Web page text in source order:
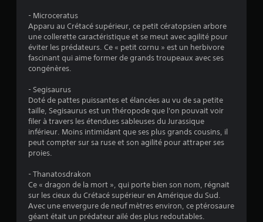
o
n
s
- Microceratus
Apparu au Crétacé supérieur, ce petit cératopsien arbore
une collerette caractéristique et se meut avec agilité pour
éviter les prédateurs. Ce « petit cornu » est un herbivore
fascinant qui aime former de grands troupeaux avec ses
congénères.
- Segisaurus
Doté de pattes puissantes et élancées au vu de sa petite
taille, Segisaurus est un théropode que l'on pouvait voir
filer à travers les étendues sableuses du Jurassique
inférieur. Moins intimidant que ses plus grands cousins, il
peut compter sur sa ruse et son agilité pour attraper ses
proies.
- Thanatosdrakon
Ce « dragon de la mort », qui porte bien son nom, régnait
sur les cieux du Crétacé supérieur en Amérique du Sud.
Avec une envergure de neuf mètres environ, ce ptérosaure
géant était un prédateur ailé des plus redoutables.